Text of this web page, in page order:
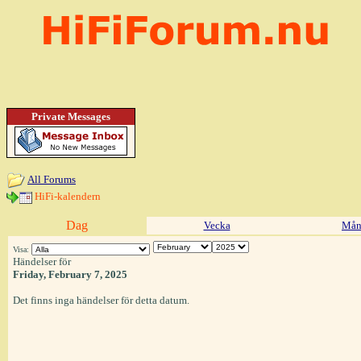
Private Messages
All Forums
HiFi-kalendern
Dag Vecka
Visa:
Händelser för
Friday, February 7, 2025
Det finns inga händelser för detta datum.